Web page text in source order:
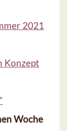
2021
Konzept
Woche